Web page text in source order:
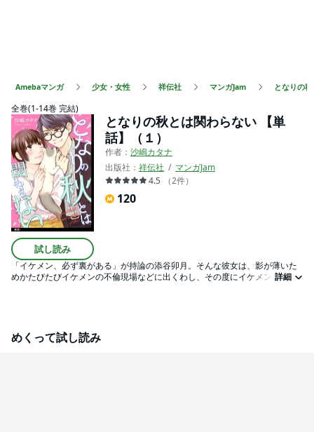
Amebaマンガ 少女・女性 祥伝社 マンガJam となりの
全巻(1-14巻 完結)
試し読み
となりの秋とは関わらない 【単
話】（１）
作者： 沙嶋カタナ
出版社： 祥伝社
マンガJam
4.5
（2件）
120
「イケメン、必ず裏がある」が持論の添谷卯月。そんな彼女は、影が薄いた
めかたびたびイケメンの不倫現場などに出くわし、その度にイケメンに幻滅
も忘れられない思い出の男・山田秋の姿だった。それ以降、何かと構ってく
る彼とは関わらないと卯月は心に固く誓うが…。２人の再会の行方は――!?
詳細
めくって試し読み